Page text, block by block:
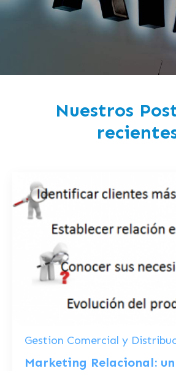
Nuestros
Gestion Comercial y
Marketing Relacional: